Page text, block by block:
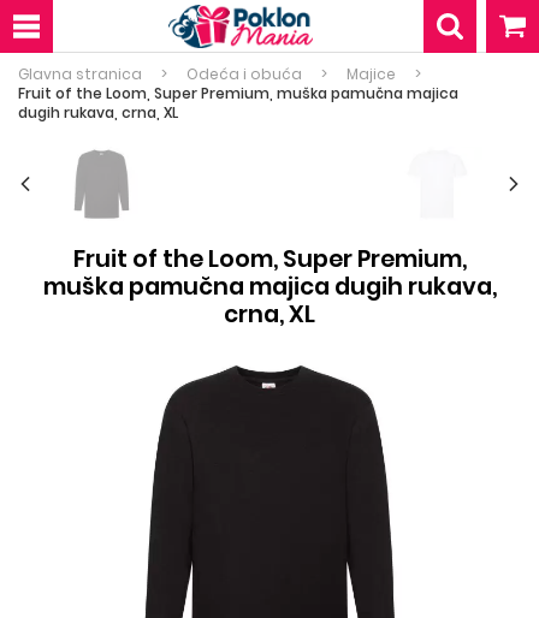
Glavna stranica Odeća i obuća
Majice
Fruit of the Loom, Super Premium, muška pamučna majica
dugih rukava, crna, XL
Fruit of the Loom, Super Premium,
muška pamučna majica dugih rukava,
crna, XL